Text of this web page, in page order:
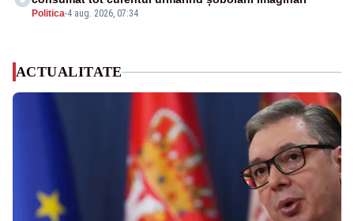
Politica-4 aug. 2026, 07:34
ACTUALITATE